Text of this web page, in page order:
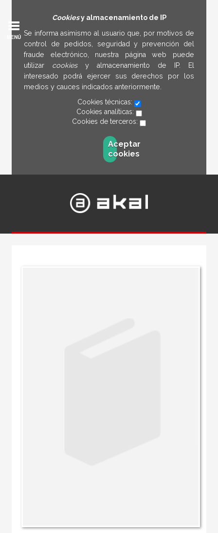
Cookiesy almacenamiento de IP
Se informa asimismo al usuario que, por motivos de
control de pedidos, seguridad y prevención del
fraude electrónico, nuestra página web puede
utilizar cookies y almacenamiento de IP. El
interesado podrá ejercer sus derechos por los
medios y cauces indicados anteriormente.
Cookies técnicas:
Cookies analíticas:
Cookies de terceros:
Aceptar
cookies
MENÚ